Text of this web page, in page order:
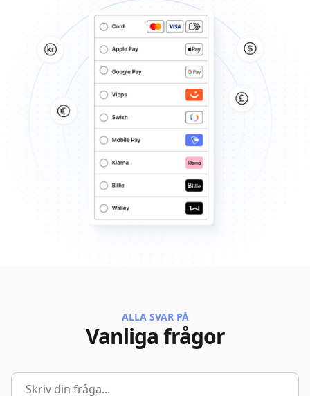
ALLA SVAR PÅ
Vanliga frågor